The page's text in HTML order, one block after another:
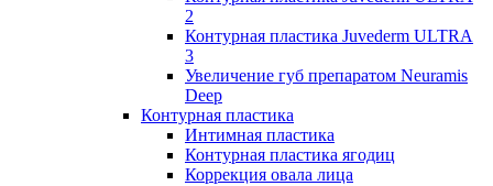
2
Контурная пластика Juvederm ULTRA
3
Увеличение губ препаратом Neuramis
Deep
Контурная пластика
Интимная пластика
Контурная пластика ягодиц
Коррекция овала лица